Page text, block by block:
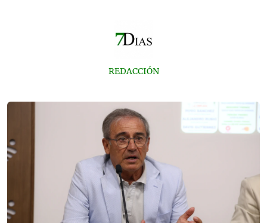
REDACCIÓN